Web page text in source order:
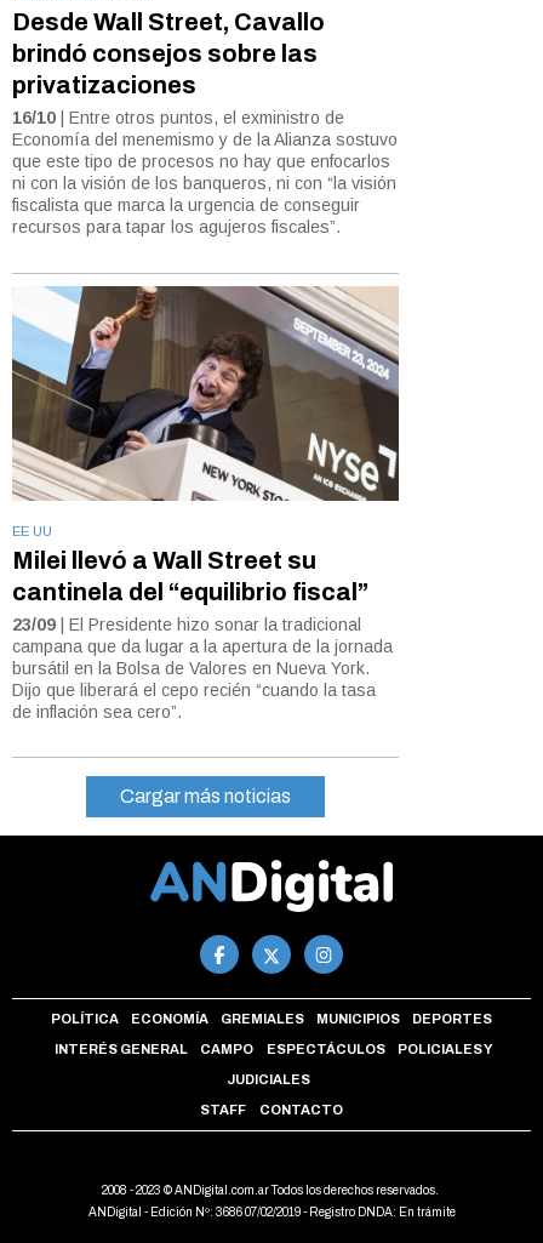
Desde Wall Street, Cavallo
brindó consejos sobre las
privatizaciones
16/10 | Entre otros puntos, el exministro de
Economía del menemismo y de la Alianza sostuvo
que este tipo de procesos no hay que enfocarlos
ni con la visión de los banqueros, ni con “la visión
fiscalista que marca la urgencia de conseguir
recursos para tapar los agujeros fiscales”.
EE UU
Milei llevó a Wall Street su
cantinela del “equilibrio fiscal”
23/09 | El Presidente hizo sonar la tradicional
campana que da lugar a la apertura de la jornada
bursátil en la Bolsa de Valores en Nueva York.
Dijo que liberará el cepo recién “cuando la tasa
de inflación sea cero”.
Cargar más noticias
POLÍTICA ECONOMÍA GREMIALES MUNICIPIOS DEPORTES
INTERÉS GENERAL CAMPO ESPECTÁCULOS POLICIALES Y
JUDICIALES
STAFF CONTACTO
2008 - 2023 © ANDigital.com.ar Todos los derechos reservados.
ANDigital - Edición Nº: 3686 07/02/2019 - Registro DNDA: En trámite